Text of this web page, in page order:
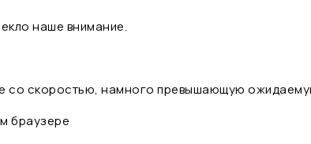
наше внимание.
со скоростью, намного превышающую
браузере